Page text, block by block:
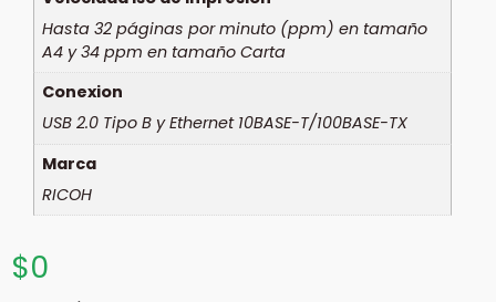
Hasta 32 páginas por minuto (ppm) en tamaño
A4 y 34 ppm en tamaño Carta
Conexion
USB 2.0 Tipo B y Ethernet 10BASE-T/100BASE-TX
Marca
RICOH
$0